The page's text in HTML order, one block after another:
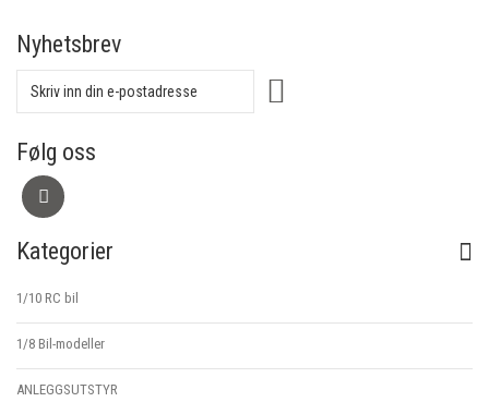
Nyhetsbrev
Følg oss
Kategorier
1/10 RC bil
1/8 Bil-modeller
ANLEGGSUTSTYR